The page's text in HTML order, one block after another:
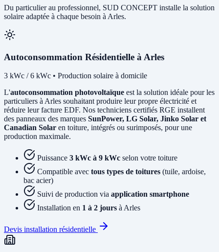
Du particulier au professionnel, SUD CONCEPT installe la solution
solaire adaptée à chaque besoin à Arles.
Autoconsommation Résidentielle à Arles
3 kWc / 6 kWc • Production solaire à domicile
L'autoconsommation photovoltaïque est la solution idéale pour les
particuliers à Arles souhaitant produire leur propre électricité et
réduire leur facture EDF. Nos techniciens certifiés RGE installent
des panneaux des marques SunPower, LG Solar, Jinko Solar et
Canadian Solar en toiture, intégrés ou surimposés, pour une
production maximale.
Puissance 3 kWc à 9 kWc selon votre toiture
Compatible avec tous types de toitures (tuile, ardoise,
bac acier)
Suivi de production via application smartphone
Installation en 1 à 2 jours à Arles
Devis installation résidentielle